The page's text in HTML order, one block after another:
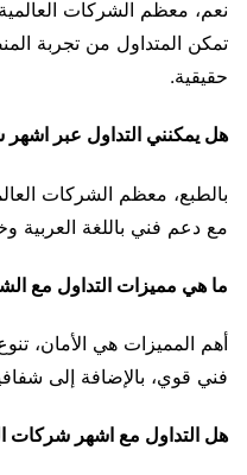
نعم، معظم الشركات
تمكن المتداول من تجربة
حقيقية.
هل يمكنني التداول عبر اشهر
بالطبع، معظم الشركات
مع دعم فني باللغة العربية
ما هي مميزات التداول مع
أهم المميزات هي الأمان،
فني قوي، بالإضافة إلى
هل التداول مع اشهر شركات